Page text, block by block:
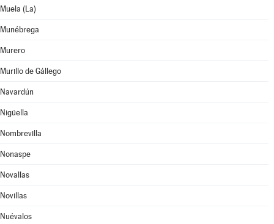
Muela (La)
Munébrega
Murero
Murillo de Gállego
Navardún
Nigüella
Nombrevilla
Nonaspe
Novallas
Novillas
Nuévalos